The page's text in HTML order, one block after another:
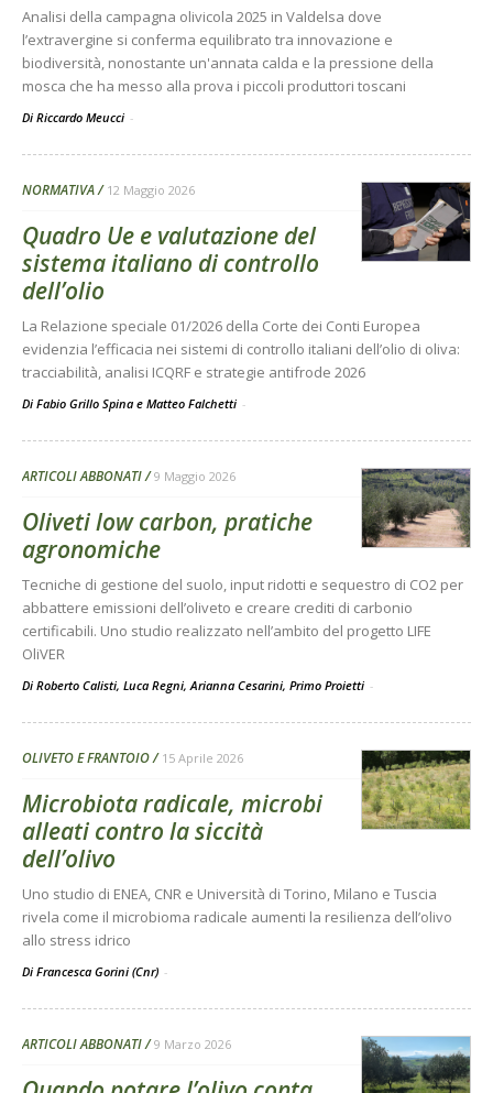
Analisi della campagna olivicola 2025 in Valdelsa dove
l’extravergine si conferma equilibrato tra innovazione e
biodiversità, nonostante un'annata calda e la pressione della
mosca che ha messo alla prova i piccoli produttori toscani
Di Riccardo Meucci -
NORMATIVA 12 Maggio 2026
Quadro Ue e valutazione del
sistema italiano di controllo
dell’olio
La Relazione speciale 01/2026 della Corte dei Conti Europea
evidenzia l’efficacia nei sistemi di controllo italiani dell’olio di oliva:
tracciabilità, analisi ICQRF e strategie antifrode 2026
Di Fabio Grillo Spina e Matteo Falchetti -
ARTICOLI ABBONATI 9 Maggio 2026
Oliveti low carbon, pratiche
agronomiche
Tecniche di gestione del suolo, input ridotti e sequestro di CO2 per
abbattere emissioni dell’oliveto e creare crediti di carbonio
certificabili. Uno studio realizzato nell’ambito del progetto LIFE
OliVER
Di Roberto Calisti, Luca Regni, Arianna Cesarini, Primo Proietti -
OLIVETO E FRANTOIO 15 Aprile 2026
Microbiota radicale, microbi
alleati contro la siccità
dell’olivo
Uno studio di ENEA, CNR e Università di Torino, Milano e Tuscia
rivela come il microbioma radicale aumenti la resilienza dell’olivo
allo stress idrico
Di Francesca Gorini (Cnr) -
ARTICOLI ABBONATI 9 Marzo 2026